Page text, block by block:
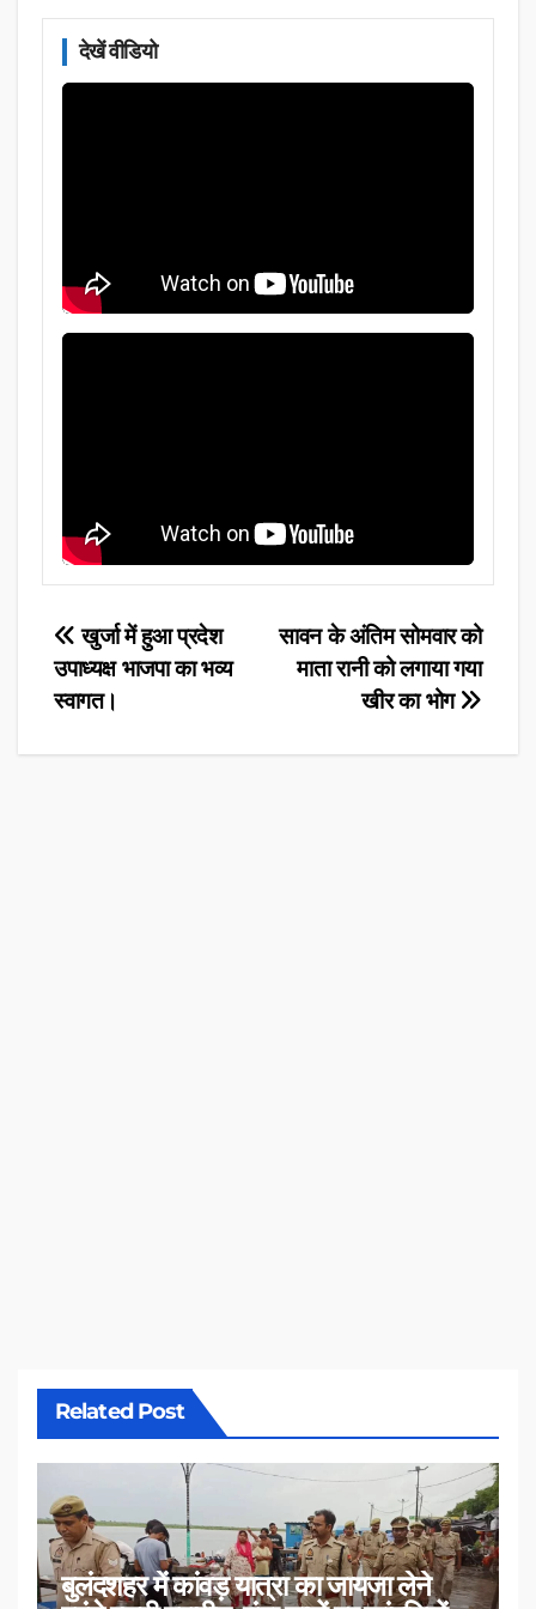
देखें वीडियो
Post
navigation
सावन के अंतिम सोमवार को
माता रानी को लगाया गया
खीर का भोग
खुर्जा में हुआ प्रदेश
उपाध्यक्ष भाजपा का भव्य
स्वागत।
Related Post
बुलंदशहर में कांवड़ यात्रा का जायजा लेने